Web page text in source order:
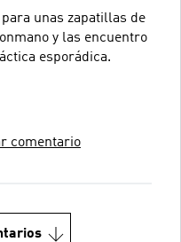
unas zapatillas de
y las encuentro
esporádica.
comentario